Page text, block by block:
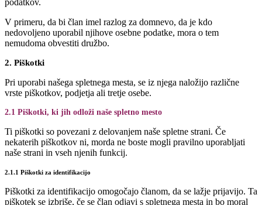
podatkov.
V primeru, da bi član imel razlog za domnevo, da je kdo
nedovoljeno uporabil njihove osebne podatke, mora o tem
nemudoma obvestiti družbo.
2. Piškotki
Pri uporabi našega spletnega mesta, se iz njega naložijo različne
vrste piškotkov, podjetja ali tretje osebe.
2.1 Piškotki, ki jih odloži naše spletno mesto
Ti piškotki so povezani z delovanjem naše spletne strani. Če
nekaterih piškotkov ni, morda ne boste mogli pravilno uporabljati
naše strani in vseh njenih funkcij.
2.1.1 Piškotki za identifikacijo
Piškotki za identifikacijo omogočajo članom, da se lažje prijavijo. Ta
piškotek se izbriše, če se član odjavi s spletnega mesta in bo moral